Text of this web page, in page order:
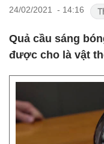
24/02/2021 - 14:16
Quả cầu sáng
được cho là vật